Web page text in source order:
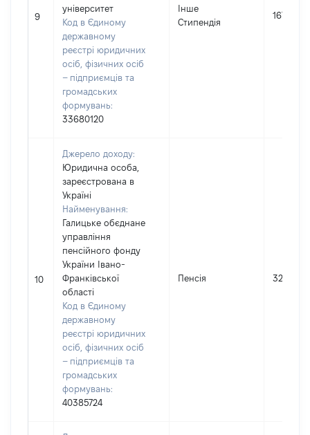
9
університет
Код в Єдиному
державному
реєстрі юридичних
осіб, фізичних осіб
– підприємців та
громадських
формувань:
33680120
Інше
Стипендія
16761
10
Джерело доходу:
Юридична особа,
зареєстрована в
Україні
Найменування:
Галицьке обєднане
управління
пенсійного фонду
України Івано-
Франківської
області
Код в Єдиному
державному
реєстрі юридичних
осіб, фізичних осіб
– підприємців та
громадських
формувань:
40385724
Пенсія 32314